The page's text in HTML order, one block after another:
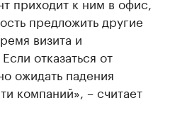
предложить другие
визита и
отказаться от
ожидать падения
компаний», – считает